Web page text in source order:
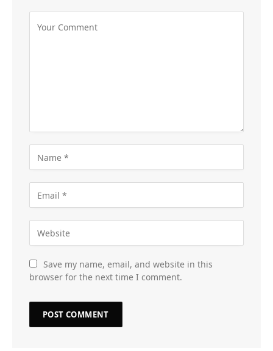
Save my name, email, and website in this
browser for the next time I comment.